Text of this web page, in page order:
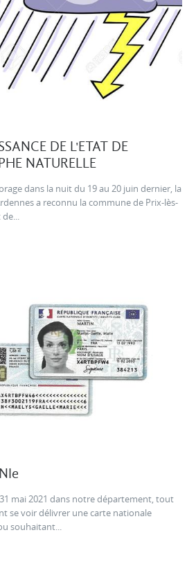
DE L'ETAT DE
NATURELLE
dans la nuit du 19 au 20 juin dernier, la
a reconnu la commune de Prix-lès-
de...
mai 2021 dans notre département, tout
se voir délivrer une carte nationale
souhaitant...